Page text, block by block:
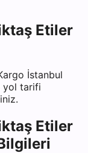
Etiler
İstanbul
yol tarifi
Etiler